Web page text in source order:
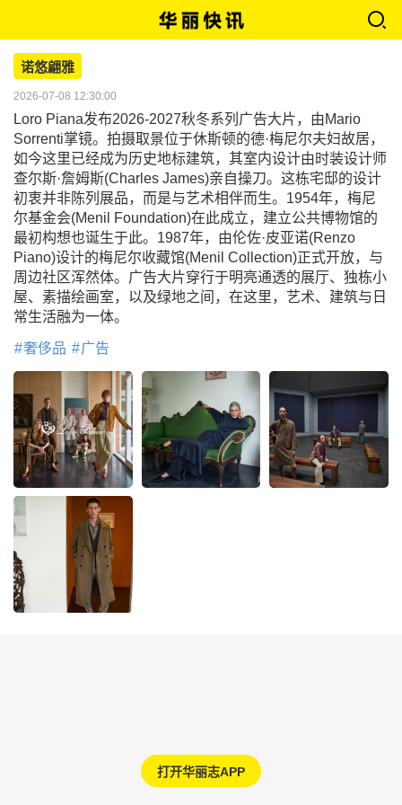
诺悠翩雅
2026-07-08 12:30:00
Loro Piana发布2026-2027秋冬系列广告大片，由Mario
Sorrenti掌镜。拍摄取景位于休斯顿的德·梅尼尔夫妇故居，
如今这里已经成为历史地标建筑，其室内设计由时装设计师
查尔斯·詹姆斯(Charles James)亲自操刀。这栋宅邸的设计
初衷并非陈列展品，而是与艺术相伴而生。1954年，梅尼
尔基金会(Menil Foundation)在此成立，建立公共博物馆的
最初构想也诞生于此。1987年，由伦佐·皮亚诺(Renzo
Piano)设计的梅尼尔收藏馆(Menil Collection)正式开放，与
周边社区浑然体。广告大片穿行于明亮通透的展厅、独栋小
屋、素描绘画室，以及绿地之间，在这里，艺术、建筑与日
常生活融为一体。
奢侈品 广告
打开华丽志APP